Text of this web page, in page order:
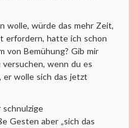
wolle, würde das mehr Zeit,
erfordern, hatte ich schon
von Bemühung? Gib mir
wenn du es
er wolle sich das jetzt
Gesten aber „sich das